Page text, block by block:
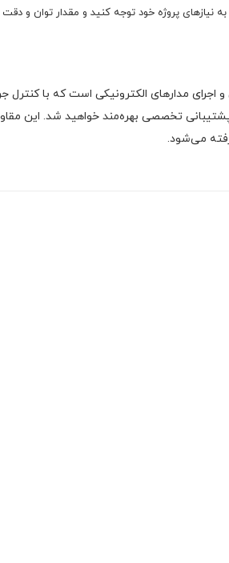
مدارهای الکترونیکی است که با کنترل
تخصصی بهره‌مند خواهید شد. این